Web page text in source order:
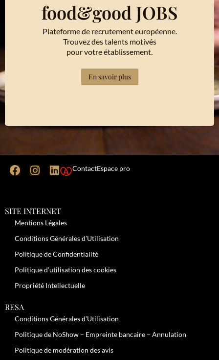
food&good JOBS
Plateforme de recrutement européenne.
Trouvez des talents motivés
pour votre établissement.
En savoir plus
ContactEspace pro
SITE INTERNET
Mentions Légales
Conditions Générales d’Utilisation
Politique de Confidentialité
Politique d’utilisation des cookies
Propriété Intellectuelle
RESA
Conditions Générales d’Utilisation
Politique de NoShow – Empreinte bancaire – Annulation
Politique de modération des avis